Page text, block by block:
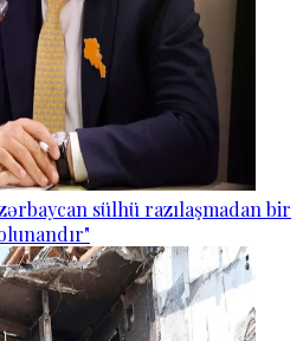
sülhü razılaşmadan bir